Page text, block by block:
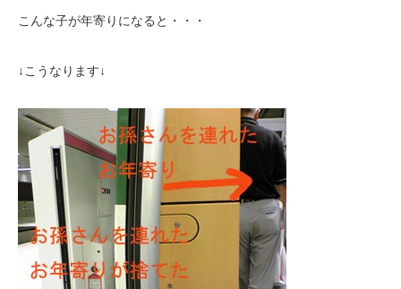
こんな子が年寄りになると・・・
↓こうなります↓